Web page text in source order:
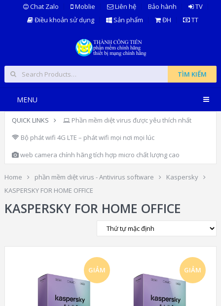
Chat Zalo Moblie Liên hệ Bảo hành
TV
Điều khoản sử dụng
Sản phẩm ĐH TT
TÌM KIẾM
MENU
QUICK LINKS
Phần mềm diệt virus được yêu thích nhất
Bộ phát wifi 4G LTE – phát wifi mọi nơi mọi lúc
web camera chính hãng tích hợp micro chất lượng cao
Home phần mềm diệt virus - Antivirus software
Kaspersky
KASPERSKY FOR HOME OFFICE
KASPERSKY FOR HOME OFFICE
GIẢM GIẢM